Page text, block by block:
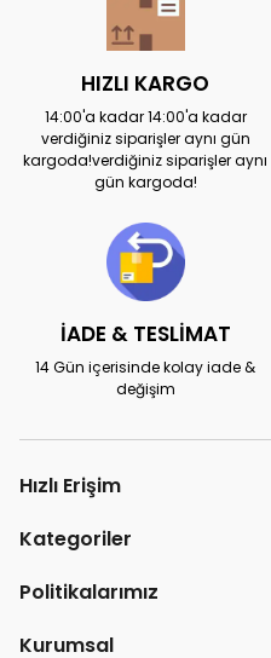
HIZLI KARGO
14:00'a kadar 14:00'a kadar
verdiğiniz siparişler aynı gün
kargoda!verdiğiniz siparişler aynı
gün kargoda!
İADE & TESLİMAT
14 Gün içerisinde kolay iade &
değişim
Hızlı Erişim
Kategoriler
Politikalarımız
Kurumsal